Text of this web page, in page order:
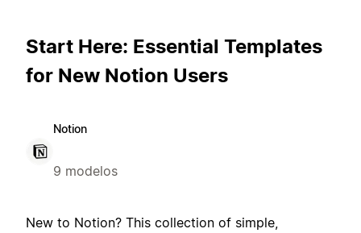
Start Here: Essential Templates
for New Notion Users
Notion
9 modelos
New to Notion? This collection of simple,